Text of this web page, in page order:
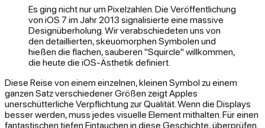
Es ging nicht nur um Pixelzahlen. Die Veröffentlichung
von iOS 7 im Jahr 2013 signalisierte eine massive
Designüberholung. Wir verabschiedeten uns von
den detaillierten, skeuomorphen Symbolen und
hießen die flachen, sauberen "Squircle" willkommen,
die heute die iOS-Ästhetik definiert.
Diese Reise von einem einzelnen, kleinen Symbol zu einem
ganzen Satz verschiedener Größen zeigt Apples
unerschütterliche Verpflichtung zur Qualität. Wenn die Displays
besser werden, muss jedes visuelle Element mithalten. Für einen
fantastischen tiefen Eintauchen in diese Geschichte, überprüfen